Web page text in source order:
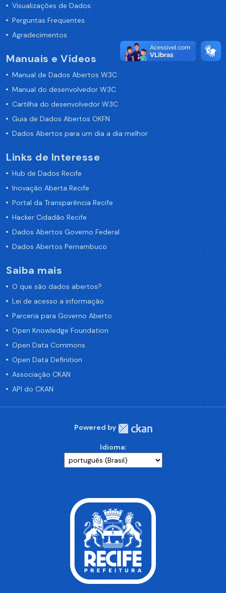
Visualizações de Dados
Perguntas Frequentes
Agradecimentos
Manuais e Vídeos
Manual de Dados Abertos W3C
Manual do desenvolvedor W3C
Cartilha do desenvolvedor W3C
Guia de Dados Abertos OKFN
Dados Abertos para um dia a dia melhor
Links de Interesse
Hub de Dados Recife
Inovação Aberta Recife
Portal da Transparência Recife
Hacker Cidadão Recife
Dados Abertos Governo Federal
Dados Abertos Pernambuco
Saiba mais
O que são dados abertos?
Lei de acesso a informação
Parceria para Governo Aberto
Open Knowledge Foundation
Open Data Commons
Open Data Definition
Associação CKAN
API do CKAN
Powered by
Idioma